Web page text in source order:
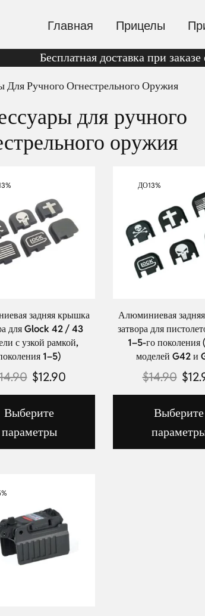
Главная Прицелы
Бесплатная доставка при
Для Ручного Огнестрельного Оружия
для ручного
оружия
задняя крышка
для Glock 42 / 43
с узкой рамкой,
1–5)
$12.90
Выберите
параметры
ДО13%
Алюминиевая
затвора для
1–5-го поколения
моделей G42 и
$14.90 $
Выберите